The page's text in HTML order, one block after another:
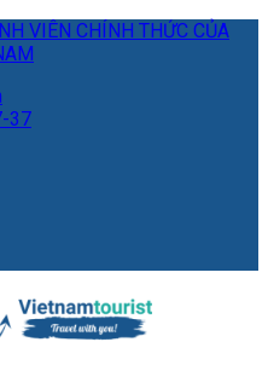
VIÊN CHÍNH THỨC CỦA
37